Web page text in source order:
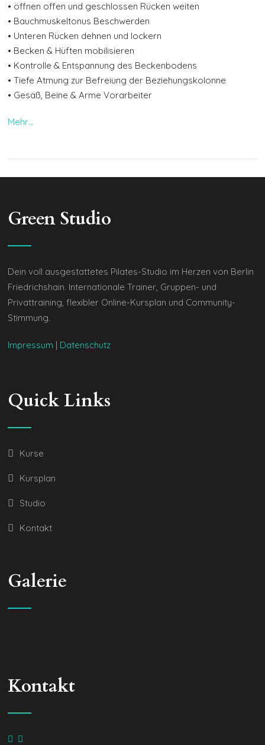
• öffnen offen und geschlossen Rücken weiten
• Bauchmuskeltonus Beschwerden
• Unteren Rücken dehnen und lockern
• Becken & Hüften mobilisieren
• Kontrolle & Entspannung des Beckenbodens
• Tiefe Atmung zur Befreiung der Beziehungskolonne
• Gesäß, Beine & Arme Vorarbeiter
Mehr…
Green Studio
Dein voll ausgestattetes Pilates-Studio im Herzen von Berlin
Friedrichshain. Internationale Trainer, Gruppen- und
Privattraining, flexibler Online-Kursplan und Community-
Stimmung.
Impressum | Datenschutz
Quick Links
Kurse
Kursplan
Studio
Kontakt
Galerie
Kontakt